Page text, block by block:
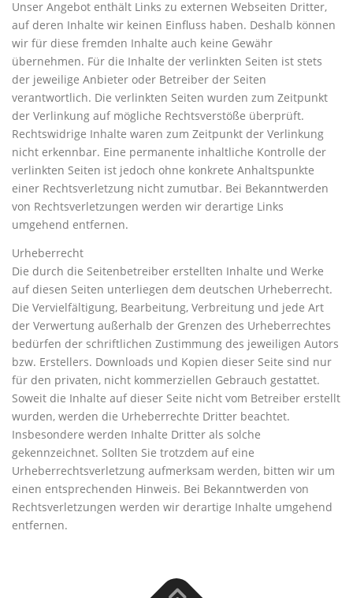
Unser Angebot enthält Links zu externen Webseiten Dritter,
auf deren Inhalte wir keinen Einfluss haben. Deshalb können
wir für diese fremden Inhalte auch keine Gewähr
übernehmen. Für die Inhalte der verlinkten Seiten ist stets
der jeweilige Anbieter oder Betreiber der Seiten
verantwortlich. Die verlinkten Seiten wurden zum Zeitpunkt
der Verlinkung auf mögliche Rechtsverstöße überprüft.
Rechtswidrige Inhalte waren zum Zeitpunkt der Verlinkung
nicht erkennbar. Eine permanente inhaltliche Kontrolle der
verlinkten Seiten ist jedoch ohne konkrete Anhaltspunkte
einer Rechtsverletzung nicht zumutbar. Bei Bekanntwerden
von Rechtsverletzungen werden wir derartige Links
umgehend entfernen.
Urheberrecht
Die durch die Seitenbetreiber erstellten Inhalte und Werke
auf diesen Seiten unterliegen dem deutschen Urheberrecht.
Die Vervielfältigung, Bearbeitung, Verbreitung und jede Art
der Verwertung außerhalb der Grenzen des Urheberrechtes
bedürfen der schriftlichen Zustimmung des jeweiligen Autors
bzw. Erstellers. Downloads und Kopien dieser Seite sind nur
für den privaten, nicht kommerziellen Gebrauch gestattet.
Soweit die Inhalte auf dieser Seite nicht vom Betreiber erstellt
wurden, werden die Urheberrechte Dritter beachtet.
Insbesondere werden Inhalte Dritter als solche
gekennzeichnet. Sollten Sie trotzdem auf eine
Urheberrechtsverletzung aufmerksam werden, bitten wir um
einen entsprechenden Hinweis. Bei Bekanntwerden von
Rechtsverletzungen werden wir derartige Inhalte umgehend
entfernen.